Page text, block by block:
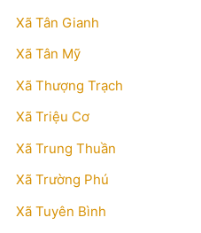
Xã Tân Gianh
Xã Tân Mỹ
Xã Thượng Trạch
Xã Triệu Cơ
Xã Trung Thuần
Xã Trường Phú
Xã Tuyên Bình